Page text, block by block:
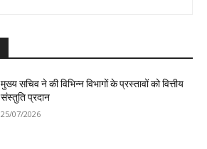
मुख्य सचिव ने की विभिन्न विभागों के प्रस्तावों को वित्तीय
संस्तुति प्रदान
25/07/2026